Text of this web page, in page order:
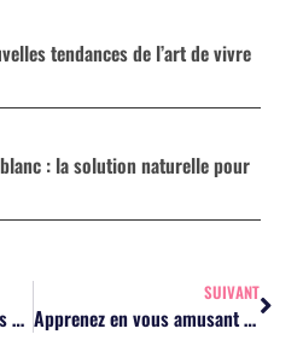
tendances de l’art de vivre
: la solution naturelle pour
Notre avis sur les couches Lillydoo
SUIVANT
Apprenez en vous amusant avec les box éducatives !